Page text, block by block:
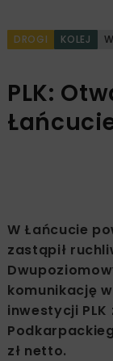
DROGI KOLEJ
PLK:
W Łańcucie
zastąpił
komunikację
inwestycji
zł netto.